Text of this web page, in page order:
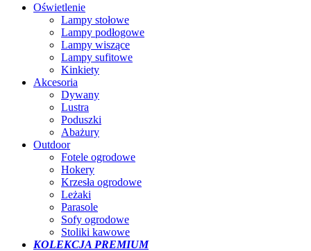
Oświetlenie
Lampy stołowe
Lampy podłogowe
Lampy wiszące
Lampy sufitowe
Kinkiety
Akcesoria
Dywany
Lustra
Poduszki
Abażury
Outdoor
Fotele ogrodowe
Hokery
Krzesła ogrodowe
Leżaki
Parasole
Sofy ogrodowe
Stoliki kawowe
KOLEKCJA PREMIUM